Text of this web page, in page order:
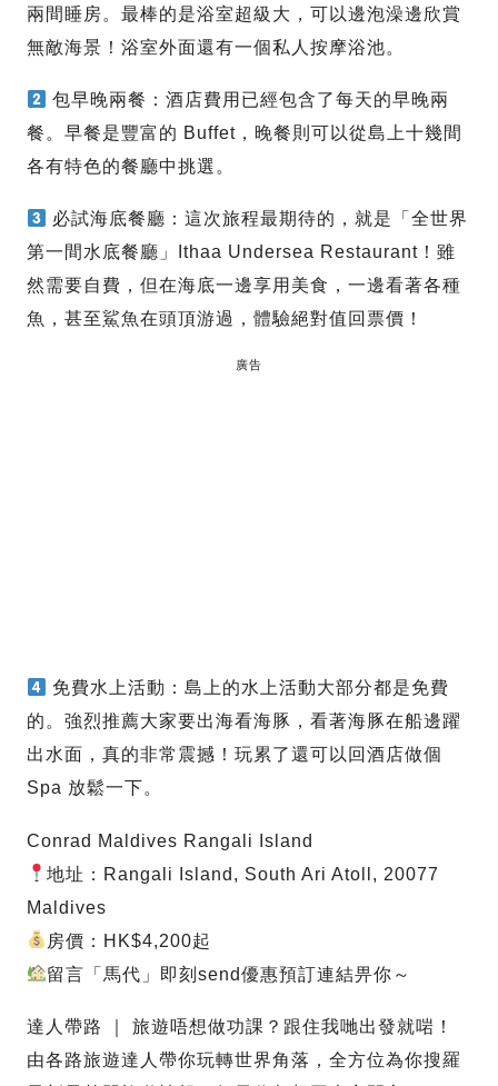
兩間睡房。最棒的是浴室超級大，可以邊泡澡邊欣賞
無敵海景！浴室外面還有一個私人按摩浴池。
包早晚兩餐：酒店費用已經包含了每天的早晚兩
餐。早餐是豐富的 Buffet，晚餐則可以從島上十幾間
各有特色的餐廳中挑選。
必試海底餐廳：這次旅程最期待的，就是「全世界
第一間水底餐廳」Ithaa Undersea Restaurant！雖
然需要自費，但在海底一邊享用美食，一邊看著各種
魚，甚至鯊魚在頭頂游過，體驗絕對值回票價！
廣告
免費水上活動：島上的水上活動大部分都是免費
的。強烈推薦大家要出海看海豚，看著海豚在船邊躍
出水面，真的非常震撼！玩累了還可以回酒店做個
Spa 放鬆一下。
Conrad Maldives Rangali Island
地址：Rangali Island, South Ari Atoll, 20077
Maldives
房價：HK$4,200起
留言「馬代」即刻send優惠預訂連結畀你～
達人帶路 ｜ 旅遊唔想做功課？跟住我哋出發就啱！
由各路旅遊達人帶你玩轉世界角落，全方位為你搜羅